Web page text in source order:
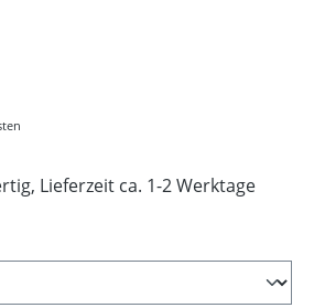
Lieferzeit ca. 1-2 Werktage